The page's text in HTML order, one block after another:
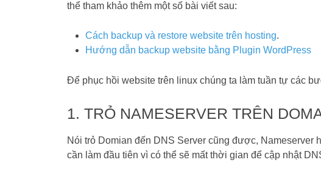
thể tham khảo thêm một số bài viết sau:
Cách backup và restore website trên hosting.
Hướng dẫn backup website bằng Plugin WordPress
Để phục hồi website trên linux chúng ta làm tuần tự các
1. TRỎ NAMESERVER TRÊN
Nói trỏ Domian đến DNS Server cũng được, Nameserver
cần làm đầu tiên vì có thể sẽ mất thời gian để cập nhật